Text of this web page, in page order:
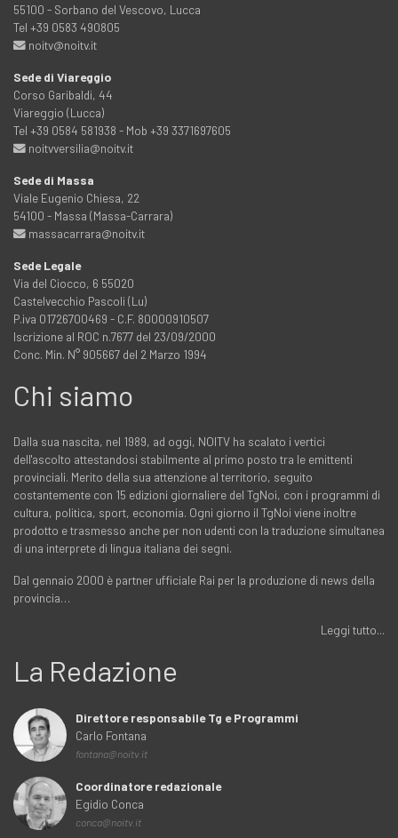
55100 - Sorbano del Vescovo, Lucca
Tel +39 0583 490805
noitv@noitv.it
Sede di Viareggio
Corso Garibaldi, 44
Viareggio (Lucca)
Tel +39 0584 581938 - Mob +39 3371697605
noitvversilia@noitv.it
Sede di Massa
Viale Eugenio Chiesa, 22
54100 - Massa (Massa-Carrara)
massacarrara@noitv.it
Sede Legale
Via del Ciocco, 6 55020
Castelvecchio Pascoli (Lu)
P.iva 01726700469 - C.F. 80000910507
Iscrizione al ROC n.7677 del 23/09/2000
Conc. Min. N° 905667 del 2 Marzo 1994
Chi siamo
Dalla sua nascita, nel 1989, ad oggi, NOITV ha scalato i vertici
dell'ascolto attestandosi stabilmente al primo posto tra le emittenti
provinciali. Merito della sua attenzione al territorio, seguito
costantemente con 15 edizioni giornaliere del TgNoi, con i programmi di
cultura, politica, sport, economia. Ogni giorno il TgNoi viene inoltre
prodotto e trasmesso anche per non udenti con la traduzione simultanea
di una interprete di lingua italiana dei segni.
Dal gennaio 2000 è partner ufficiale Rai per la produzione di news della
provincia…
Leggi tutto...
La Redazione
Direttore responsabile Tg e Programmi
Carlo Fontana
fontana@noitv.it
Coordinatore redazionale
Egidio Conca
conca@noitv.it